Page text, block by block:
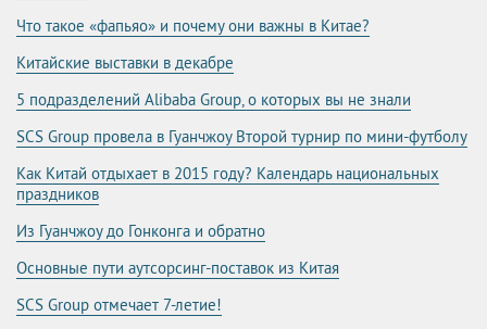
Что такое «фапьяо» и почему они важны в Китае?
Китайские выставки в декабре
5 подразделений Alibaba Group, о которых вы не знали
SCS Group провела в Гуанчжоу Второй турнир по мини-футболу
Как Китай отдыхает в 2015 году? Календарь национальных
праздников
Из Гуанчжоу до Гонконга и обратно
Основные пути аутсорсинг-поставок из Китая
SCS Group отмечает 7-летие!